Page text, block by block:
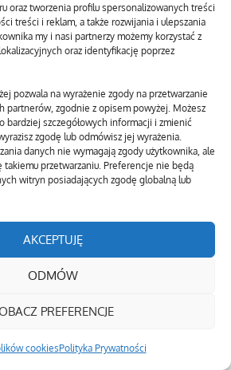
oraz tworzenia profilu spersonalizowanych treści
treści i reklam, a także rozwijania i ulepszania
my i nasi partnerzy możemy korzystać z
oraz identyfikację poprzez
pozwala na wyrażenie zgody na przetwarzanie
partnerów, zgodnie z opisem powyżej. Możesz
bardziej szczegółowych informacji i zmienić
zgodę lub odmówisz jej wyrażenia.
danych nie wymagają zgody użytkownika, ale
takiemu przetwarzaniu. Preferencje nie będą
witryn posiadających zgodę globalną lub
AKCEPTUJĘ
ODMÓW
PREFERENCJE
cookiesPolityka Prywatności